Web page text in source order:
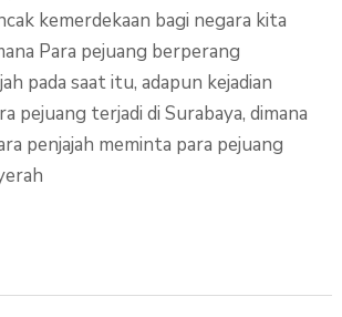
kemerdekaan bagi negara kita
Para pejuang berperang
pada saat itu, adapun kejadian
pejuang terjadi di Surabaya, dimana
penjajah meminta para pejuang